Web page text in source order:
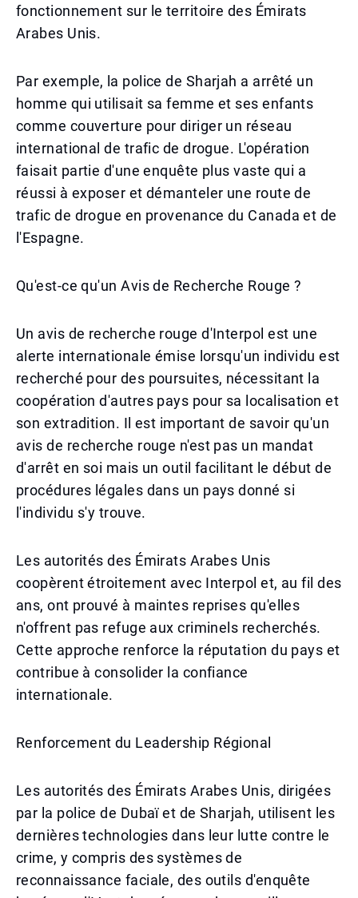
fonctionnement sur le territoire des Émirats
Arabes Unis.
Par exemple, la police de Sharjah a arrêté un
homme qui utilisait sa femme et ses enfants
comme couverture pour diriger un réseau
international de trafic de drogue. L'opération
faisait partie d'une enquête plus vaste qui a
réussi à exposer et démanteler une route de
trafic de drogue en provenance du Canada et de
l'Espagne.
Qu'est-ce qu'un Avis de Recherche Rouge ?
Un avis de recherche rouge d'Interpol est une
alerte internationale émise lorsqu'un individu est
recherché pour des poursuites, nécessitant la
coopération d'autres pays pour sa localisation et
son extradition. Il est important de savoir qu'un
avis de recherche rouge n'est pas un mandat
d'arrêt en soi mais un outil facilitant le début de
procédures légales dans un pays donné si
l'individu s'y trouve.
Les autorités des Émirats Arabes Unis
coopèrent étroitement avec Interpol et, au fil des
ans, ont prouvé à maintes reprises qu'elles
n'offrent pas refuge aux criminels recherchés.
Cette approche renforce la réputation du pays et
contribue à consolider la confiance
internationale.
Renforcement du Leadership Régional
Les autorités des Émirats Arabes Unis, dirigées
par la police de Dubaï et de Sharjah, utilisent les
dernières technologies dans leur lutte contre le
crime, y compris des systèmes de
reconnaissance faciale, des outils d'enquête